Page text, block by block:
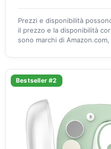
Prezzi e disponibilità
il prezzo e la disponibilità
sono marchi di
Bestseller #2